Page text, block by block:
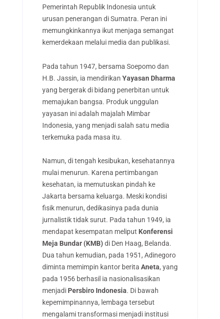
Pemerintah Republik Indonesia untuk
urusan penerangan di Sumatra. Peran ini
memungkinkannya ikut menjaga semangat
kemerdekaan melalui media dan publikasi.
Pada tahun 1947, bersama Soepomo dan
H.B. Jassin, ia mendirikan Yayasan Dharma
yang bergerak di bidang penerbitan untuk
memajukan bangsa. Produk unggulan
yayasan ini adalah majalah Mimbar
Indonesia, yang menjadi salah satu media
terkemuka pada masa itu.
Namun, di tengah kesibukan, kesehatannya
mulai menurun. Karena pertimbangan
kesehatan, ia memutuskan pindah ke
Jakarta bersama keluarga. Meski kondisi
fisik menurun, dedikasinya pada dunia
jurnalistik tidak surut. Pada tahun 1949, ia
mendapat kesempatan meliput Konferensi
Meja Bundar (KMB) di Den Haag, Belanda.
Dua tahun kemudian, pada 1951, Adinegoro
diminta memimpin kantor berita Aneta, yang
pada 1956 berhasil ia nasionalisasikan
menjadi Persbiro Indonesia. Di bawah
kepemimpinannya, lembaga tersebut
mengalami transformasi menjadi institusi